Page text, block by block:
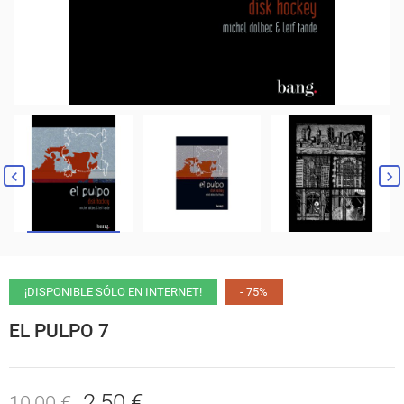
¡DISPONIBLE SÓLO EN INTERNET! - 75%
EL PULPO 7